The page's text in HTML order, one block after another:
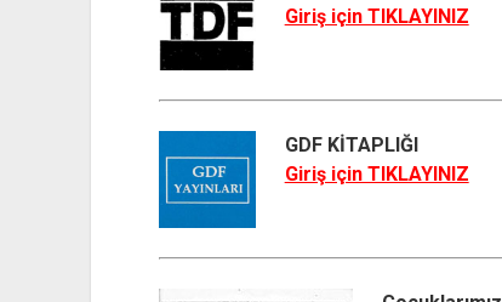
Giriş için TIKLAYINIZ
GDF KİTAPLIĞI
Giriş için TIKLAYINIZ